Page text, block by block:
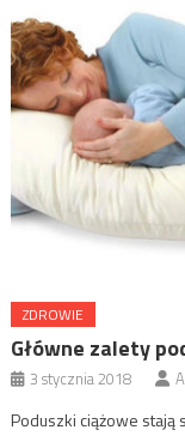
ZDROWIE
Główne zalety
3 stycznia 2018
Poduszki ciążowe stają